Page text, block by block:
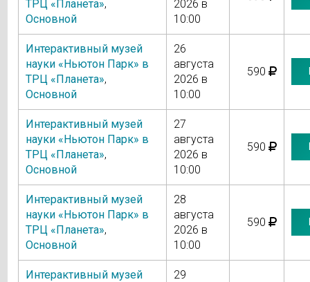
ТРЦ «Планета»,
Основной
2026 в
10:00
Интерактивный музей
науки «Ньютон Парк» в
ТРЦ «Планета»,
Основной
26
августа
2026 в
10:00
590
Интерактивный музей
науки «Ньютон Парк» в
ТРЦ «Планета»,
Основной
27
августа
2026 в
10:00
590
Интерактивный музей
науки «Ньютон Парк» в
ТРЦ «Планета»,
Основной
28
августа
2026 в
10:00
590
Интерактивный музей
29